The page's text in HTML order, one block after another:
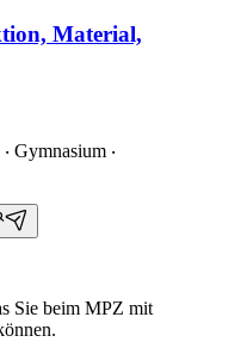
Material,
Gymnasium ‧
Sie beim MPZ mit